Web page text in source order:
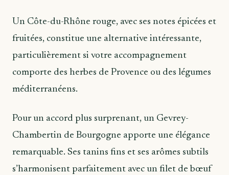
Un Côte-du-Rhône rouge, avec ses notes épicées et
fruitées, constitue une alternative intéressante,
particulièrement si votre accompagnement
comporte des herbes de Provence ou des légumes
méditerranéens.
Pour un accord plus surprenant, un Gevrey-
Chambertin de Bourgogne apporte une élégance
remarquable. Ses tanins fins et ses arômes subtils
s’harmonisent parfaitement avec un filet de bœuf